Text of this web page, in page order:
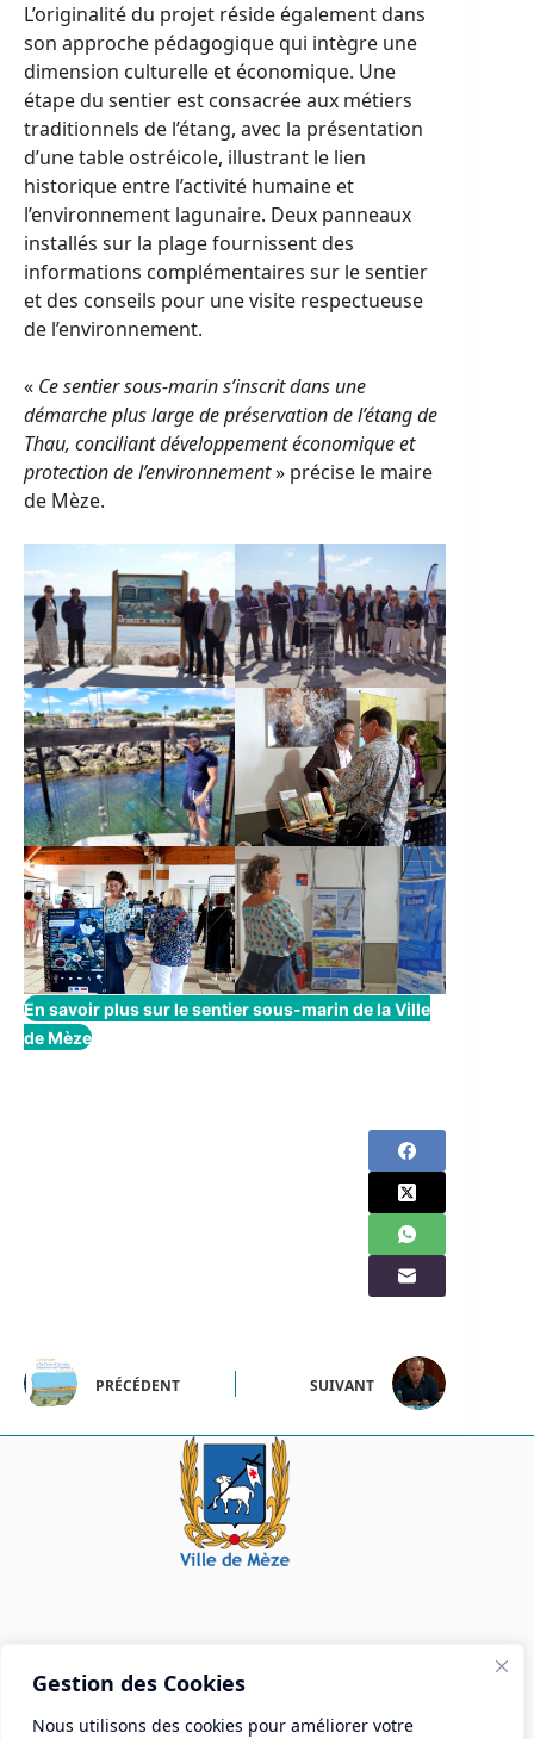
Gestion des Cookies
Nous utilisons des cookies pour améliorer votre
L’originalité du projet réside également dans
son approche pédagogique qui intègre une
dimension culturelle et économique. Une
étape du sentier est consacrée aux métiers
traditionnels de l’étang, avec la présentation
d’une table ostréicole, illustrant le lien
historique entre l’activité humaine et
l’environnement lagunaire. Deux panneaux
installés sur la plage fournissent des
informations complémentaires sur le sentier
et des conseils pour une visite respectueuse
de l’environnement.
« Ce sentier sous-marin s’inscrit dans une
démarche plus large de préservation de l’étang de
Thau, conciliant développement économique et
protection de l’environnement» précise le maire
de Mèze.
En savoir plus sur le sentier sous-marin de la Ville
de Mèze
PRÉCÉDENT SUIVANT
Mairie de Mèze
Place Aristide Briand - BP 28 34140 Mèze